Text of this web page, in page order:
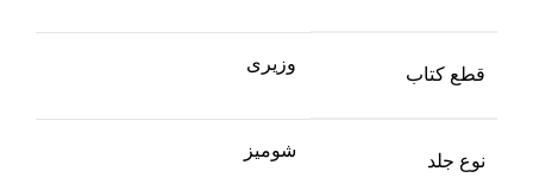
قطع کتاب
وزیری
نوع جلد
شومیز